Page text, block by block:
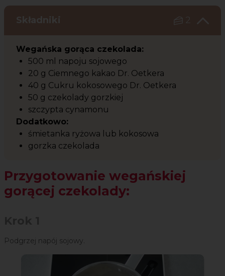
Składniki 2
Wegańska gorąca czekolada:
500 ml napoju sojowego
20 g Ciemnego kakao Dr. Oetkera
40 g Cukru kokosowego Dr. Oetkera
50 g czekolady gorzkiej
szczypta cynamonu
Dodatkowo:
śmietanka ryżowa lub kokosowa
gorzka czekolada
Przygotowanie wegańskiej
gorącej czekolady:
Podgrzej napój sojowy.